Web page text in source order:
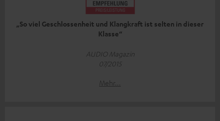
„So viel Geschlossenheit und Klangkraft ist selten in dieser
Klasse“
AUDIO Magazin
07/2015
Mehr...